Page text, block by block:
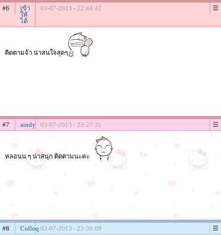
#6
เข้า
ให้
ได้
03-07-2013 - 22:44:42
ติดตามจ้า น่าสนใจสุดๆ
#7 aindy 03-07-2013 - 23:27:31
หลอนน ๆ น่าสนุก ติดตามนะคะ
#8 Colloq 03-07-2013 - 23:36:09